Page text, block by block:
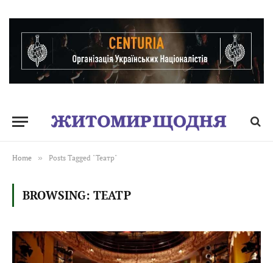
Home » Posts Tagged "Театр"
BROWSING: ТЕАТР